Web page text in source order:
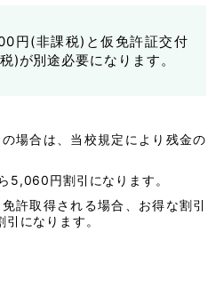
込受付）
円(非課税)と仮免許証交付
)が別途必要になります。
場合は、当校規定により残金の
5,060円割引になります。
許取得される場合、お得な割引
になります。